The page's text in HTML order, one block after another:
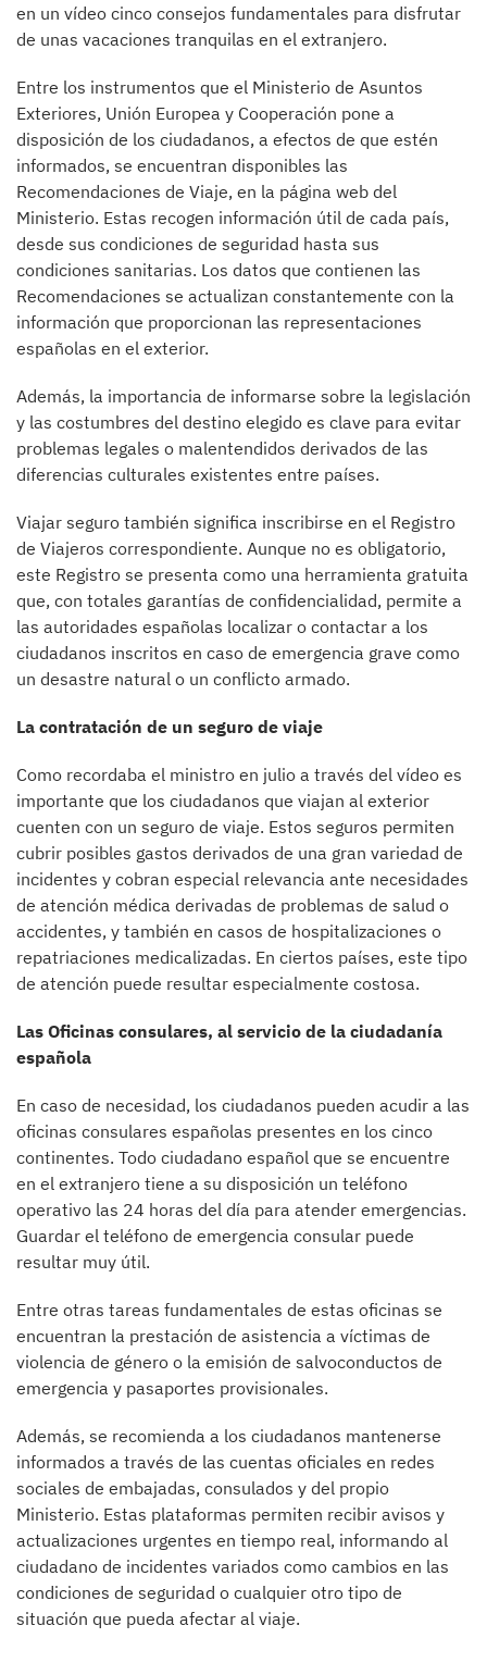
en un vídeo cinco consejos fundamentales para disfrutar
de unas vacaciones tranquilas en el extranjero.
Entre los instrumentos que el Ministerio de Asuntos
Exteriores, Unión Europea y Cooperación pone a
disposición de los ciudadanos, a efectos de que estén
informados, se encuentran disponibles las
Recomendaciones de Viaje, en la página web del
Ministerio. Estas recogen información útil de cada país,
desde sus condiciones de seguridad hasta sus
condiciones sanitarias. Los datos que contienen las
Recomendaciones se actualizan constantemente con la
información que proporcionan las representaciones
españolas en el exterior.
Además, la importancia de informarse sobre la legislación
y las costumbres del destino elegido es clave para evitar
problemas legales o malentendidos derivados de las
diferencias culturales existentes entre países.
Viajar seguro también significa inscribirse en el Registro
de Viajeros correspondiente. Aunque no es obligatorio,
este Registro se presenta como una herramienta gratuita
que, con totales garantías de confidencialidad, permite a
las autoridades españolas localizar o contactar a los
ciudadanos inscritos en caso de emergencia grave como
un desastre natural o un conflicto armado.
La contratación de un seguro de viaje
Como recordaba el ministro en julio a través del vídeo es
importante que los ciudadanos que viajan al exterior
cuenten con un seguro de viaje. Estos seguros permiten
cubrir posibles gastos derivados de una gran variedad de
incidentes y cobran especial relevancia ante necesidades
de atención médica derivadas de problemas de salud o
accidentes, y también en casos de hospitalizaciones o
repatriaciones medicalizadas. En ciertos países, este tipo
de atención puede resultar especialmente costosa.
Las Oficinas consulares, al servicio de la ciudadanía
española
En caso de necesidad, los ciudadanos pueden acudir a las
oficinas consulares españolas presentes en los cinco
continentes. Todo ciudadano español que se encuentre
en el extranjero tiene a su disposición un teléfono
operativo las 24 horas del día para atender emergencias.
Guardar el teléfono de emergencia consular puede
resultar muy útil.
Entre otras tareas fundamentales de estas oficinas se
encuentran la prestación de asistencia a víctimas de
violencia de género o la emisión de salvoconductos de
emergencia y pasaportes provisionales.
Además, se recomienda a los ciudadanos mantenerse
informados a través de las cuentas oficiales en redes
sociales de embajadas, consulados y del propio
Ministerio. Estas plataformas permiten recibir avisos y
actualizaciones urgentes en tiempo real, informando al
ciudadano de incidentes variados como cambios en las
condiciones de seguridad o cualquier otro tipo de
situación que pueda afectar al viaje.​